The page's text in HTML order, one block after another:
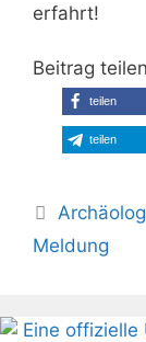
erfahrt!
Beitrag teilen
teilen
teilen
Meldung